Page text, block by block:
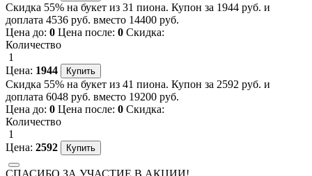
Скидка 55% на букет из 31 пиона. Купон за 1944 руб. и
доплата 4536 руб. вместо 14400 руб.
Цена до: 0 Цена после: 0 Скидка:
Количество
1
Цена: 1944
Скидка 55% на букет из 41 пиона. Купон за 2592 руб. и
доплата 6048 руб. вместо 19200 руб.
Цена до: 0 Цена после: 0 Скидка:
Количество
1
Цена: 2592
СПАСИБО ЗА УЧАСТИЕ В АКЦИИ!